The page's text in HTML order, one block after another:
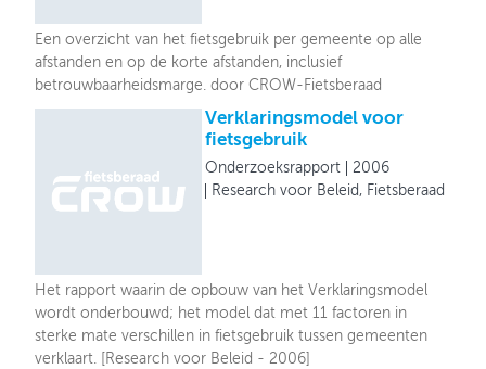
Een overzicht van het fietsgebruik per gemeente op alle
afstanden en op de korte afstanden, inclusief
betrouwbaarheidsmarge. door CROW-Fietsberaad
Verklaringsmodel voor
fietsgebruik
Onderzoeksrapport
2006
Research voor Beleid, Fietsberaad
Het rapport waarin de opbouw van het Verklaringsmodel
wordt onderbouwd; het model dat met 11 factoren in
sterke mate verschillen in fietsgebruik tussen gemeenten
verklaart. [Research voor Beleid - 2006]